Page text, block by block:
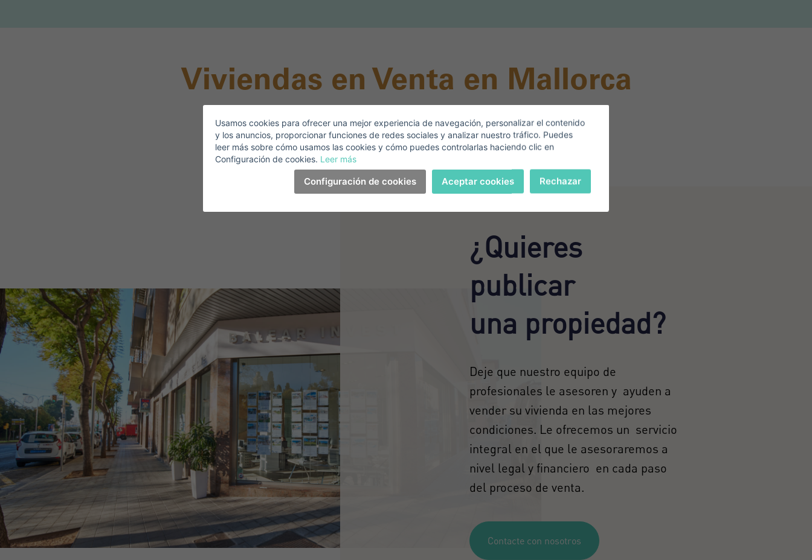
Viviendas en Venta en Mallorca
Los mejores Viviendas en Venta de todo Balear Invest.
¿Quieres
publicar
una propiedad?
Deje que nuestro equipo de
profesionales le asesoren y ayuden a
vender su vivienda en las mejores
condiciones. Le ofrecemos un servicio
integral en el que le asesoraremos a
nivel legal y financiero en cada paso
del proceso de venta.
Contacte con nosotros
Iniciar sesión
Correo Electrónico*
Teléfono*
United
+1
+1
Términos y condiciones de privacidad
United
States
+1
Usamos cookies para ofrecer una mejor experiencia de navegación, personalizar el contenido
y los anuncios, proporcionar funciones de redes sociales y analizar nuestro tráfico. Puedes
leer más sobre cómo usamos las cookies y cómo puedes controlarlas haciendo clic en
Configuración de cookies. Leer más
Configuración de cookies Aceptar cookies Rechazar